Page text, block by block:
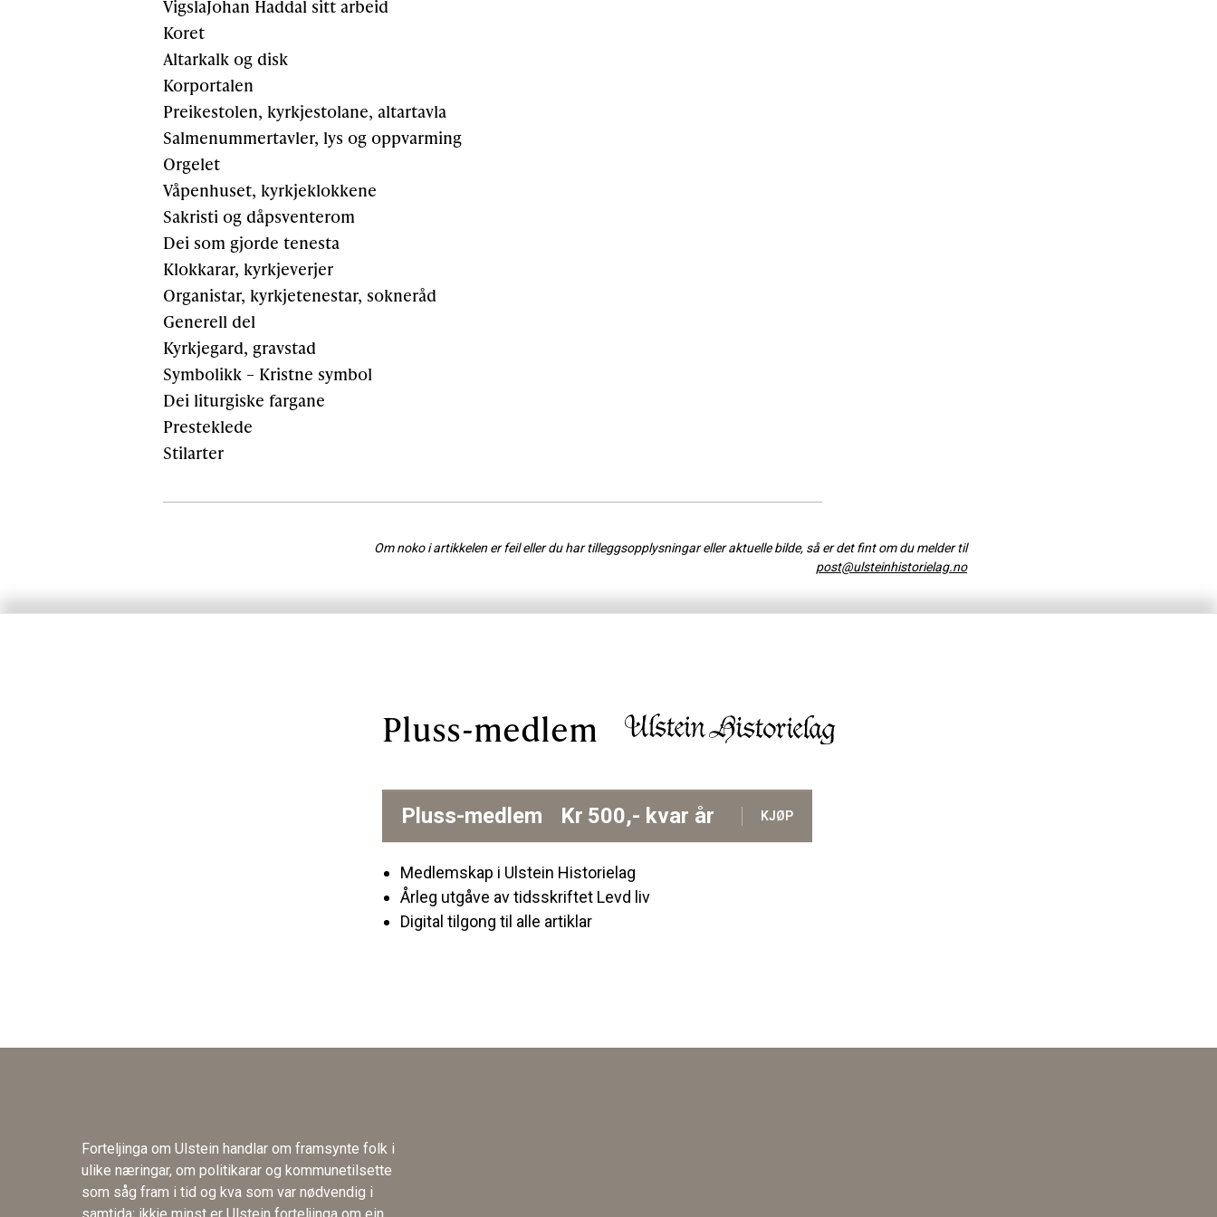
VigslaJohan Haddal sitt arbeid
Koret
Altarkalk og disk
Korportalen
Preikestolen, kyrkjestolane, altartavla
Salmenummertavler, lys og oppvarming
Orgelet
Våpenhuset, kyrkjeklokkene
Sakristi og dåpsventerom
Dei som gjorde tenesta
Klokkarar, kyrkjeverjer
Organistar, kyrkjetenestar, sokneråd
Generell del
Kyrkjegard, gravstad
Symbolikk – Kristne symbol
Dei liturgiske fargane
Presteklede
Stilarter
Om noko i artikkelen er feil eller du har tilleggsopplysningar eller aktuelle bilde, så er det fint om du melder til
post@ulsteinhistorielag.no
Pluss-medlem
Pluss-medlem Kr 500,- kvar år KJØP
Medlemskap i Ulstein Historielag
Årleg utgåve av tidsskriftet Levd liv
Digital tilgong til alle artiklar
Forteljinga om Ulstein handlar om framsynte folk i
ulike næringar, om politikarar og kommunetilsette
som såg fram i tid og kva som var nødvendig i